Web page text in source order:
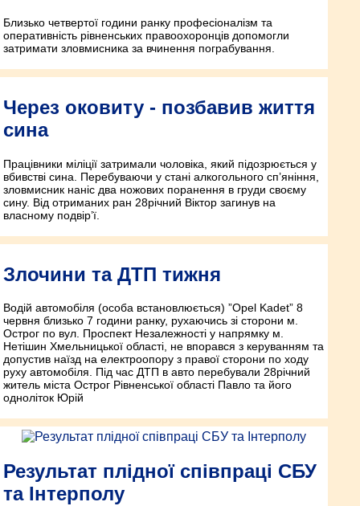
Близько четвертої години ранку професіоналізм та
оперативність рівненських правоохоронців допомогли
затримати зловмисника за вчинення пограбування.
Через оковиту - позбавив життя
сина
Працівники міліції затримали чоловіка, який підозрюється у
вбивстві сина. Перебуваючи у стані алкогольного сп’яніння,
зловмисник наніс два ножових поранення в груди своєму
сину. Від отриманих ран 28­річний Віктор загинув на
власному подвір’ї.
Злочини та ДТП тижня
Водій автомобіля (особа встановлюється) ”Opel Kadet” 8
червня близько 7 години ранку, рухаючись зі сторони м.
Острог по вул. Проспект Незалежності у напрямку м.
Нетішин Хмельницької області, не впорався з керуванням та
допустив наїзд на електроопору з правої сторони по ходу
руху автомобіля. Під час ДТП в авто перебували 28­річний
житель міста Острог Рівненської області Павло та його
одноліток Юрій
Результат плідної співпраці СБУ
та Інтерполу